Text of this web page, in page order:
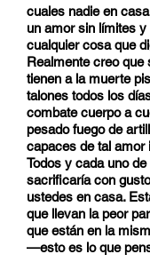
cuales nadie en
un amor sin límites
cualquier cosa que
Realmente creo que
tienen a la muerte
talones todos los
combate cuerpo a
pesado fuego de
capaces de tal amor
Todos y cada uno
sacrificaría con
ustedes en casa.
que llevan la peor
que están en la
—esto es lo que